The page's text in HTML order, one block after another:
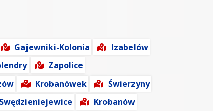
Gajewniki-Kolonia
Izabelów
Zapolice
Krobanówek
Świerzyny
Swędzieniejewice
Krobanów